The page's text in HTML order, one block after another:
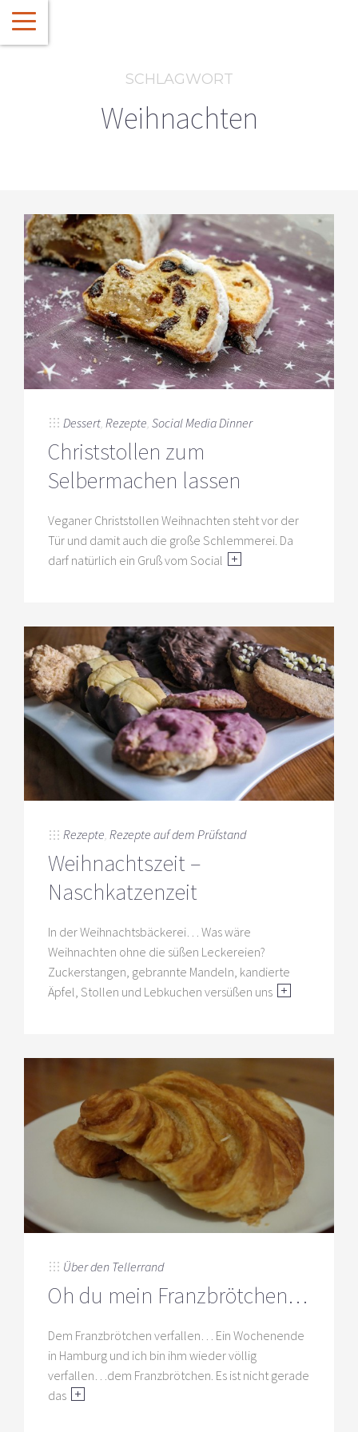
SCHLAGWORT
Weihnachten
Dessert Rezepte Social Media Dinner
Christstollen zum
Selbermachen lassen
Veganer Christstollen Weihnachten steht vor der
Tür und damit auch die große Schlemmerei. Da
darf natürlich ein Gruß vom Social
Rezepte, Rezepte auf dem Prüfstand
Weihnachtszeit –
Naschkatzenzeit
In der Weihnachtsbäckerei… Was wäre
Weihnachten ohne die süßen Leckereien?
Zuckerstangen, gebrannte Mandeln, kandierte
Äpfel, Stollen und Lebkuchen versüßen uns
Über den Tellerrand
Oh du mein Franzbrötchen…
Dem Franzbrötchen verfallen… Ein Wochenende
in Hamburg und ich bin ihm wieder völlig
verfallen…dem Franzbrötchen. Es ist nicht gerade
das